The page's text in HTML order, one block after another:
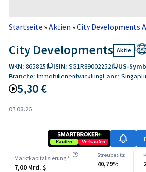
Startseite »Aktien »City Developments
City Developments Aktie
WKN: 865825 ISIN: SG1R89002252 US-
Branche: ImmobilienentwicklungLand:
5,30 €
07.08.26
Kaufen Verkaufen
Marktkapitalisierung *
7,00 Mrd. $
Streubesitz
40,79%